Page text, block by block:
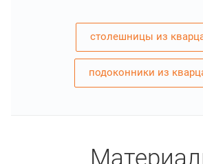
столешницы из
подоконники из